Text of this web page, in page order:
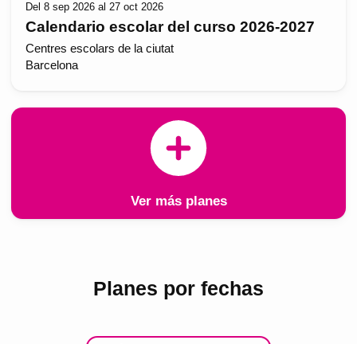
Del 8 sep 2026 al 27 oct 2026
Calendario escolar del curso 2026-2027
Centres escolars de la ciutat
Barcelona
Ver más planes
Planes por fechas